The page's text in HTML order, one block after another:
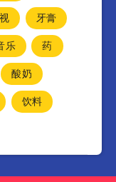
牙膏
乐
药
酸奶
饮料